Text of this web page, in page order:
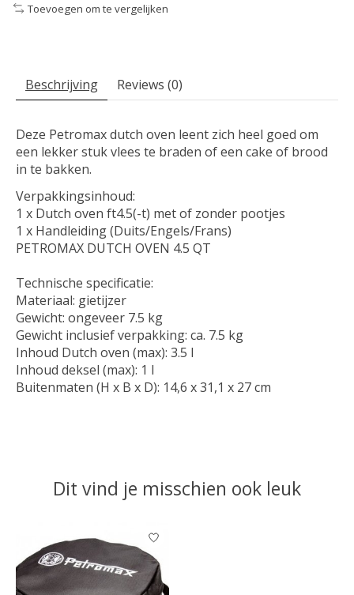
Toevoegen om te vergelijken
Beschrijving Reviews (0)
Deze Petromax dutch oven leent zich heel goed om
een lekker stuk vlees te braden of een cake of brood
in te bakken.
Verpakkingsinhoud:
1 x Dutch oven ft4.5(-t) met of zonder pootjes
1 x Handleiding (Duits/Engels/Frans)
PETROMAX DUTCH OVEN 4.5 QT
Technische specificatie:
Materiaal: gietijzer
Gewicht: ongeveer 7.5 kg
Gewicht inclusief verpakking: ca. 7.5 kg
Inhoud Dutch oven (max): 3.5 l
Inhoud deksel (max): 1 l
Buitenmaten (H x B x D): 14,6 x 31,1 x 27 cm
Dit vind je misschien ook leuk
Items van productcarrousel